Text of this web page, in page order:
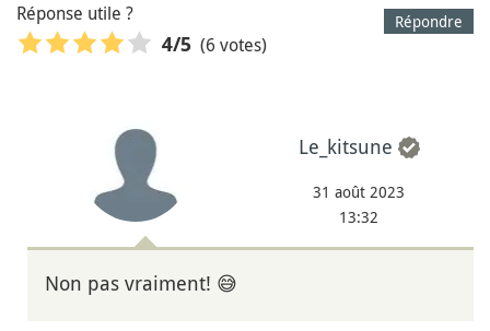
Répondre
Réponse utile ?
4/5 (6 votes)
Le_kitsune
31 août 2023
13:32
Non pas vraiment! 😅